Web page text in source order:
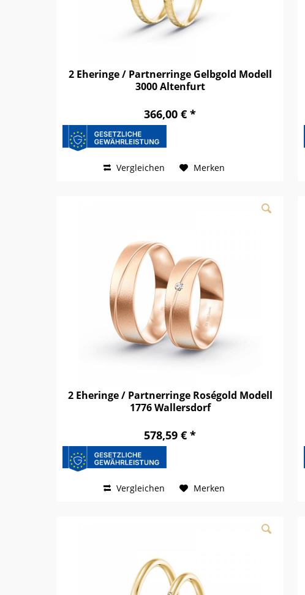
2 Eheringe / Partnerringe Gelbgold Modell
3000 Altenfurt
366,00 € *
Vergleichen Merken
2 Eheringe / Partnerringe Roségold Modell
1776 Wallersdorf
578,59 € *
Vergleichen Merken